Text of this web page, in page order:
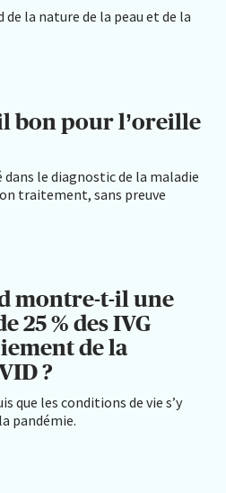
de la nature de la peau et de la
bon pour l’oreille
le diagnostic de la maladie
traitement, sans preuve
montre-t-il une
25 % des IVG
de la
?
que les conditions de vie s’y
pandémie.